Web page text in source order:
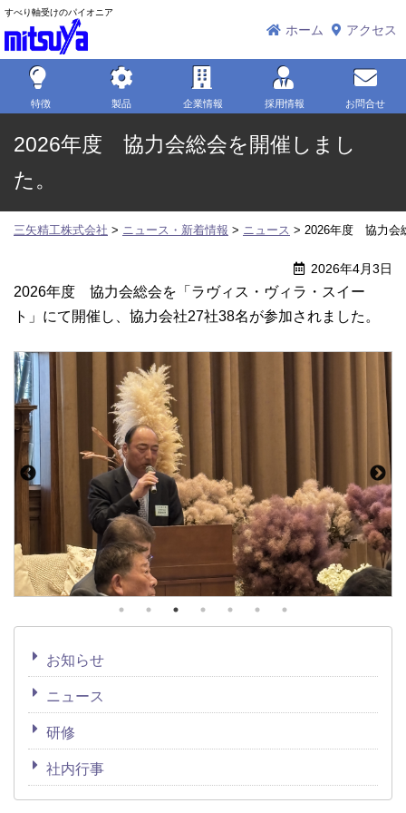
すべり軸受けのパイオニア
ホーム アクセス
特徴 製品 企業情報 採用情報 お問合せ
2026年度 協力会総会を開催しまし
た。
三矢精工株式会社 > ニュース・新着情報 > ニュース > 2026年度 協力会
2026年4月3日
2026年度 協力会総会を「ラヴィス・ヴィラ・スイー
ト」にて開催し、協力会社27社38名が参加されました。
お知らせ
ニュース
研修
社内行事